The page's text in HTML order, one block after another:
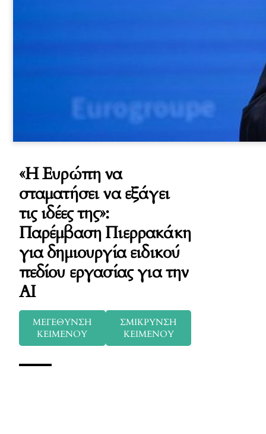
«Η Ευρώπη να
σταματήσει να εξάγει
τις ιδέες της»:
Παρέμβαση Πιερρακάκη
για δημιουργία ειδικού
πεδίου εργασίας για την
AI
ΜΕΓΕΘΥΝΣΗ
ΚΕΙΜΕΝΟΥ
ΣΜΙΚΡΥΝΣΗ
ΚΕΙΜΕΝΟΥ